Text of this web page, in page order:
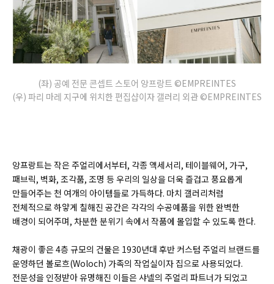
(좌) 공예 전문 콘셉트 스토어 앙프랑트 ©EMPREINTES
(우) 파리 마레 지구에 위치한 편집샵이자 갤러리 외관 ©EMPREINTES
앙프랑트는 작은 주얼리에서부터, 각종 액세서리, 테이블웨어, 가구,
패브릭, 벽화, 조각품, 조명 등 우리의 일상을 더욱 즐겁고 풍요롭게
만들어주는 천 여개의 아이템들로 가득하다. 마치 갤러리처럼
전체적으로 하얗게 칠해진 공간은 각각의 수공예품을 위한 완벽한
배경이 되어주며, 차분한 분위기 속에서 작품에 몰입할 수 있도록 한다.
채광이 좋은 4층 규모의 건물은 1930년대 후반 커스텀 주얼리 브랜드를
운영하던 볼로흐(Woloch) 가족의 작업실이자 집으로 사용되었다.
전문성을 인정받아 유명해진 이들은 샤넬의 주얼리 파트너가 되었고